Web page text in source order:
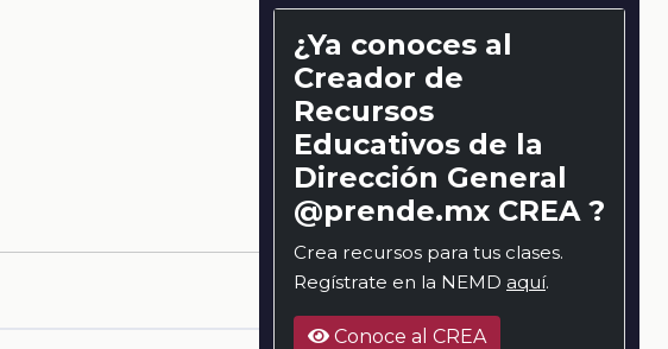
¿Ya conoces al
Creador de
Recursos
Educativos de la
Dirección General
@prende.mx CREA ?
Crea recursos para tus clases.
Regístrate en la NEMD aquí.
Conoce al CREA